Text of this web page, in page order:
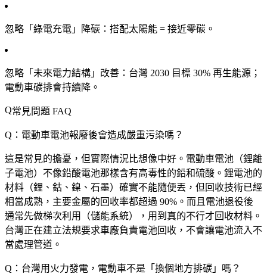
忽略「綠電充電」降碳 ：搭配太陽能 = 接近零碳。
忽略「未來電力結構」改善 ：台灣 2030 目標 30% 再生能源；
電動車碳排會持續降。
常見問題 FAQ
Q：電動車電池報廢後會造成嚴重污染嗎？
這是常見的擔憂，但實際情況比想像中好。電動車電池（鋰離
子電池）不像鉛酸電池那樣含有高毒性的鉛和硫酸。鋰電池的
材料（鋰、鈷、鎳、石墨）確實不能隨便丟，但回收技術已經
相當成熟，主要金屬的回收率都超過 90%。而且電池退役後
通常先做梯次利用（儲能系統），用到真的不行才回收材料。
台灣正在建立法規要求車廠負責電池回收，不會讓電池流入不
當處理管道。
Q：台灣用火力發電，電動車不是「換個地方排碳」嗎？